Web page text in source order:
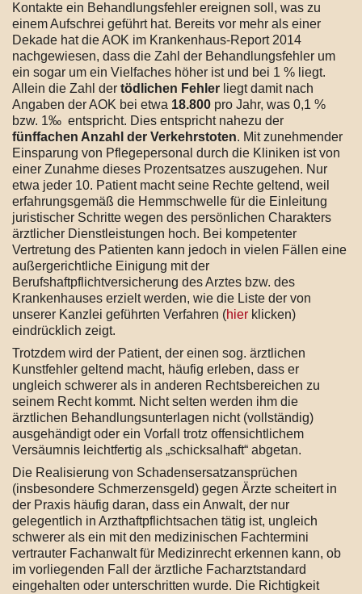
Kontakte ein Behandlungsfehler ereignen soll, was zu
einem Aufschrei geführt hat. Bereits vor mehr als einer
Dekade hat die AOK im Krankenhaus-Report 2014
nachgewiesen, dass die Zahl der Behandlungsfehler um
ein sogar um ein Vielfaches höher ist und bei 1 % liegt.
Allein die Zahl der tödlichen Fehler liegt damit nach
Angaben der AOK bei etwa 18.800 pro Jahr, was 0,1 %
bzw. 1‰ entspricht. Dies entspricht nahezu der
fünffachen Anzahl der Verkehrstoten. Mit zunehmender
Einsparung von Pflegepersonal durch die Kliniken ist von
einer Zunahme dieses Prozentsatzes auszugehen. Nur
etwa jeder 10. Patient macht seine Rechte geltend, weil
erfahrungsgemäß die Hemmschwelle für die Einleitung
juristischer Schritte wegen des persönlichen Charakters
ärztlicher Dienstleistungen hoch. Bei kompetenter
Vertretung des Patienten kann jedoch in vielen Fällen eine
außergerichtliche Einigung mit der
Berufshaftpflichtversicherung des Arztes bzw. des
Krankenhauses erzielt werden, wie die Liste der von
unserer Kanzlei geführten Verfahren (hier klicken)
eindrücklich zeigt.
Trotzdem wird der Patient, der einen sog. ärztlichen
Kunstfehler geltend macht, häufig erleben, dass er
ungleich schwerer als in anderen Rechtsbereichen zu
seinem Recht kommt. Nicht selten werden ihm die
ärztlichen Behandlungsunterlagen nicht (vollständig)
ausgehändigt oder ein Vorfall trotz offensichtlichem
Versäumnis leichtfertig als „schicksalhaft“ abgetan.
Die Realisierung von Schadensersatzansprüchen
(insbesondere Schmerzensgeld) gegen Ärzte scheitert in
der Praxis häufig daran, dass ein Anwalt, der nur
gelegentlich in Arzthaftpflichtsachen tätig ist, ungleich
schwerer als ein mit den medizinischen Fachtermini
vertrauter Fachanwalt für Medizinrecht erkennen kann, ob
im vorliegenden Fall der ärztliche Facharztstandard
eingehalten oder unterschritten wurde. Die Richtigkeit